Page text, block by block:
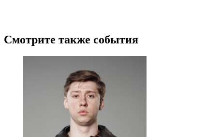
Смотрите также события